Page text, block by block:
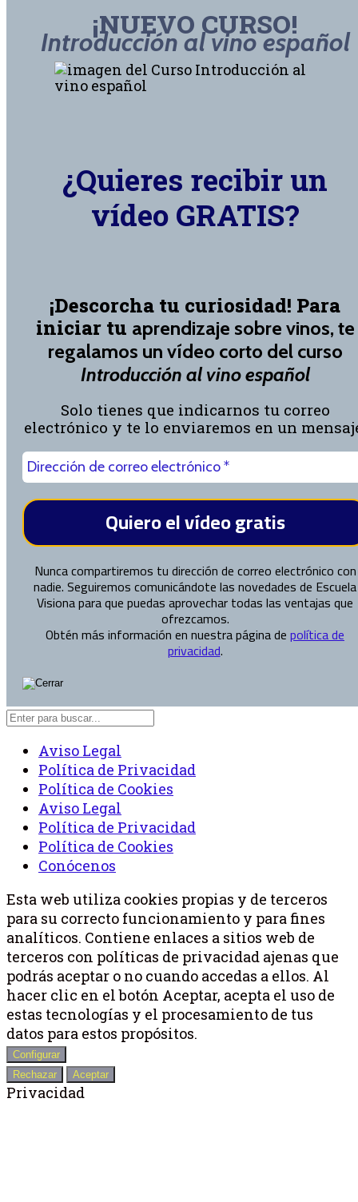
¡NUEVO CURSO!
Introducción al vino español
¿Quieres recibir un
vídeo GRATIS?
¡Descorcha tu curiosidad! Para
iniciar tu aprendizaje sobre vinos, te
regalamos un vídeo corto del curso
Introducción al vino español
Solo tienes que indicarnos tu correo
electrónico y te lo enviaremos en un
Nunca compartiremos tu dirección de correo electrónico con
nadie. Seguiremos comunicándote las novedades de Escuela
Visiona para que puedas aprovechar todas las ventajas que
ofrezcamos.
Obtén más información en nuestra página depolítica de
privacidad.
Aviso Legal
Política de Privacidad
Política de Cookies
Aviso Legal
Política de Privacidad
Política de Cookies
Conócenos
Esta web utiliza cookies propias y de terceros
para su correcto funcionamiento y para fines
analíticos. Contiene enlaces a sitios web de
terceros con políticas de privacidad ajenas que
podrás aceptar o no cuando accedas a ellos. Al
hacer clic en el botón Aceptar, acepta el uso de
estas tecnologías y el procesamiento de tus
datos para estos propósitos.
Configurar
Rechazar
Aceptar
Privacidad